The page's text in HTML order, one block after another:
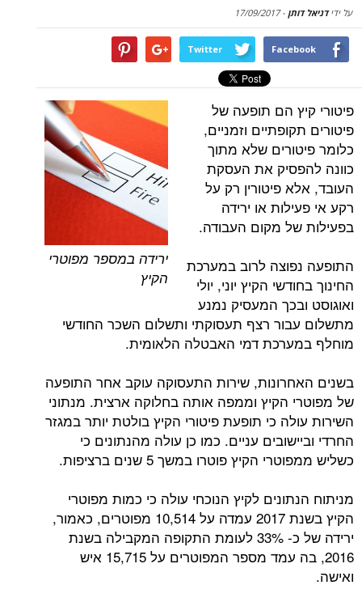
-
17/09/2017
Twitter
ירידה במספר מפוטרי
הקיץ
הם תופעה של
וזמניים,
שלא מתוך
את העסקת
פיטורין רק על
או ירידה
מקום העבודה.
לרוב במערכת
הקיץ יוני, יולי
המעסיק נמנע
רצף תעסוקתי ותשלום השכר החודשי
דמי האבטלה הלאומית.
שירות התעסוקה עוקב אחר התופעה
הקיץ וממפה אותה בחלוקה ארצית. מנתוני
כי תופעת פיטורי הקיץ בולטת יותר במגזר
עניים. כמו כן עולה מהנתונים כי
הקיץ פוטרו במשך 5 שנים ברציפות.
לקיץ הנוכחי עולה כי כמות מפוטרי
הקיץ בשנת 2017 עמדה על 10,514 מפוטרים, כאמור,
ירידה של כ- 33% לעומת התקופה המקבילה בשנת
2016, בה עמד מספר המפוטרים על 15,715 איש